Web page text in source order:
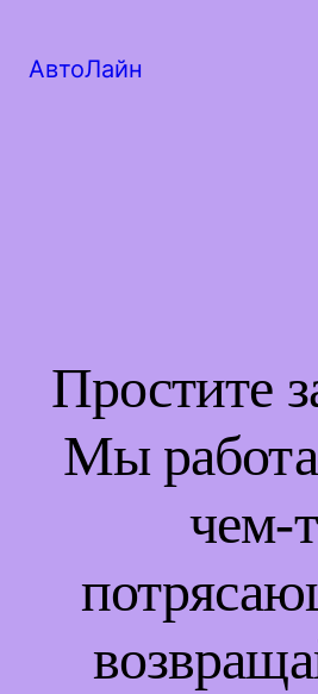
АвтоЛайн
Простите
Мы
чем-